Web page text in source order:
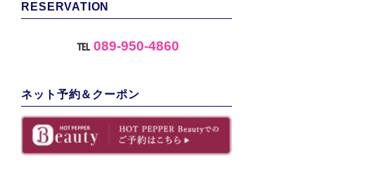
RESERVATION
℡089-950-4860
ネット予約＆クーポン